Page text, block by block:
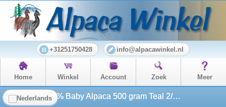
+31251750428 info@alpacawinkel.nl
Home Winkel Account Zoek Meer
100% Baby Alpaca 500 gram Teal 2/16Nm